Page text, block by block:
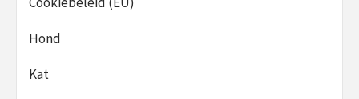
Hond
Kat